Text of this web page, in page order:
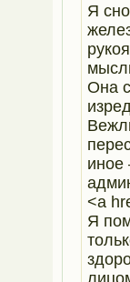
Я
Она
иное
<a
Я